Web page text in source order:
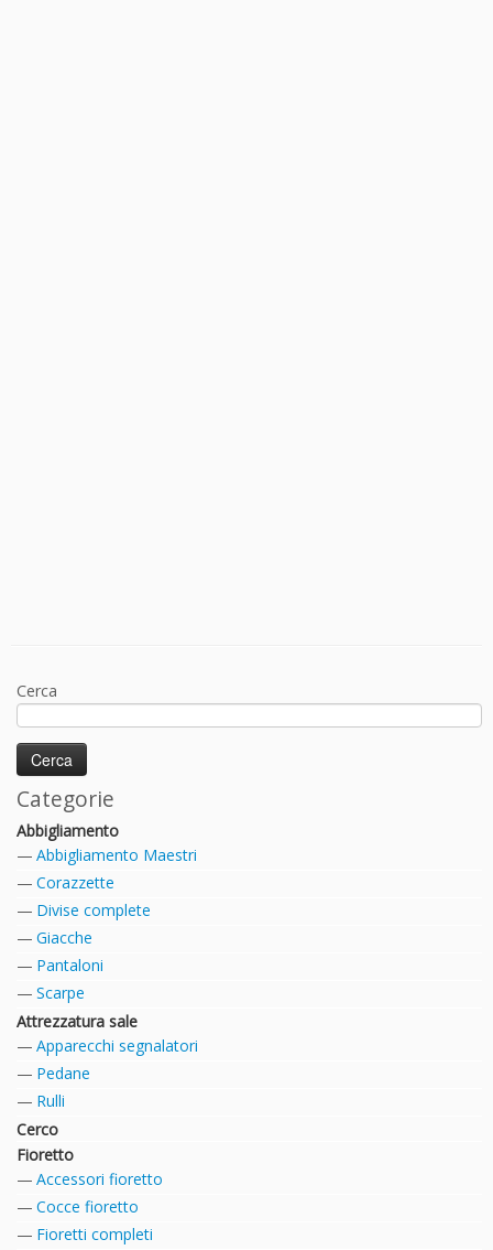
Cerca
Categorie
Abbigliamento
Abbigliamento Maestri
Corazzette
Divise complete
Giacche
Pantaloni
Scarpe
Attrezzatura sale
Apparecchi segnalatori
Pedane
Rulli
Cerco
Fioretto
Accessori fioretto
Cocce fioretto
Fioretti completi